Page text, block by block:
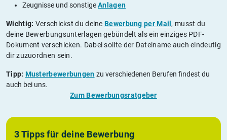
Zeugnisse und sonstigeAnlagen
Wichtig: Verschickst du deineBewerbung per Mail, musst du
deine Bewerbungsunterlagen gebündelt als ein einziges PDF-
Dokument verschicken. Dabei sollte der Dateiname auch eindeutig
dir zuzuordnen sein.
Tipp: Musterbewerbungen zu verschiedenen Berufen findest du
auch bei uns.
Zum Bewerbungsratgeber
3 Tipps für deine Bewerbung